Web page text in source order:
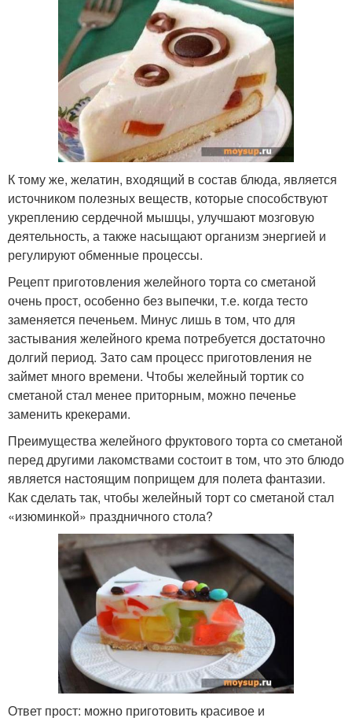
К тому же, желатин, входящий в состав блюда, является
источником полезных веществ, которые способствуют
укреплению сердечной мышцы, улучшают мозговую
деятельность, а также насыщают организм энергией и
регулируют обменные процессы.
Рецепт приготовления желейного торта со сметаной
очень прост, особенно без выпечки, т.е. когда тесто
заменяется печеньем. Минус лишь в том, что для
застывания желейного крема потребуется достаточно
долгий период. Зато сам процесс приготовления не
займет много времени. Чтобы желейный тортик со
сметаной стал менее приторным, можно печенье
заменить крекерами.
Преимущества желейного фруктового торта со сметаной
перед другими лакомствами состоит в том, что это блюдо
является настоящим поприщем для полета фантазии.
Как сделать так, чтобы желейный торт со сметаной стал
«изюминкой» праздничного стола?
Ответ прост: можно приготовить красивое и